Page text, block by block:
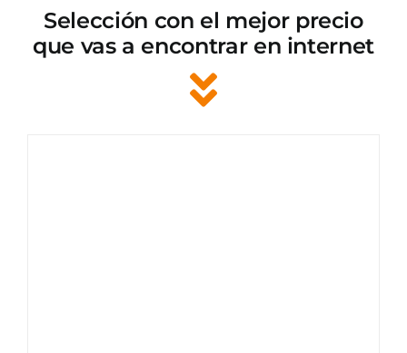
Selección con el mejor precio
que vas a encontrar en internet